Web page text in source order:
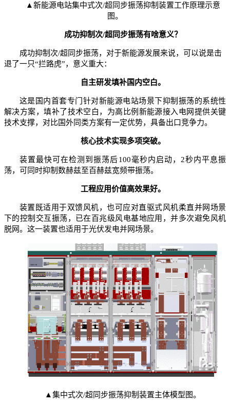
▲新能源电站集中式次/超同步振荡抑制装置工作原理示意
图。
成功抑制次/超同步振荡有啥意义？
成功抑制次/超同步振荡，对于新能源发展来说，可以说是击
退了一只“拦路虎”，意义重大：
自主研发填补国内空白。
这是国内首套专门针对新能源电站场景下抑制振荡的系统性
解决方案，填补了技术空白，为高比例新能源接入电网提供关键
技术支撑，对比国外同类方案有一定优势，具备出口竞争力。
核心技术实现多项突破。
装置最快可在检测到振荡后100毫秒内启动，2秒内平息振
荡，可同时抑制数赫兹至百赫兹宽频带振荡。
工程应用价值高效果好。
装置既适用于双馈风机，也可应对直驱式风机柔直并网场景
下的控制交互振荡，已在百兆级风电基地应用，并多次避免风机
脱网。这一装置也适用于光伏发电并网场景。
▲集中式次/超同步振荡抑制装置主体模型图。